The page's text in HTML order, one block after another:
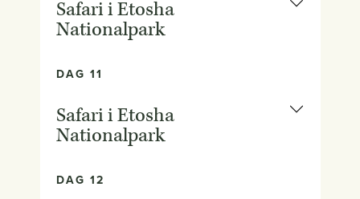
Safari i Etosha
Nationalpark
DAG 11
Safari i Etosha
Nationalpark
DAG 12